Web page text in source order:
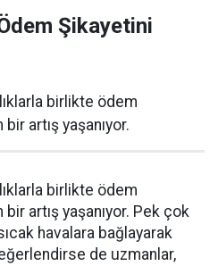
Şikayetini
birlikte ödem
artış yaşanıyor.
birlikte ödem
artış yaşanıyor. Pek çok
havalara bağlayarak
de uzmanlar,